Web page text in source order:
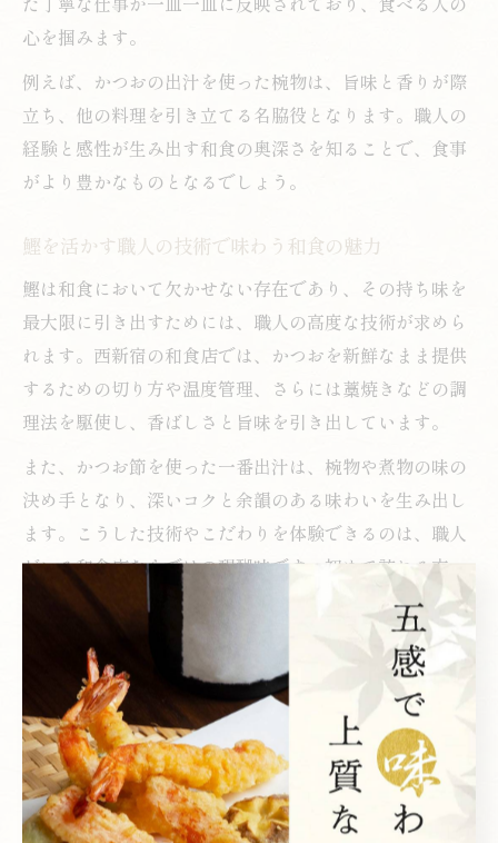
心を掴みます。
例えば、かつおの出汁を使った椀物は、旨味と香りが際
立ち、他の料理を引き立てる名脇役となります。職人の
経験と感性が生み出す和食の奥深さを知ることで、食事
がより豊かなものとなるでしょう。
鰹を活かす職人の技術で味わう和食の魅力
鰹は和食において欠かせない存在であり、その持ち味を
最大限に引き出すためには、職人の高度な技術が求めら
れます。西新宿の和食店では、かつおを新鮮なまま提供
するための切り方や温度管理、さらには藁焼きなどの調
理法を駆使し、香ばしさと旨味を引き出しています。
また、かつお節を使った一番出汁は、椀物や煮物の味の
決め手となり、深いコクと余韻のある味わいを生み出し
ます。こうした技術やこだわりを体験できるのは、職人
がいる和食店ならではの醍醐味です。初めて訪れる方
も、和食の奥深さと鰹の魅力にきっと感動することでし
都会の夜景に溶け込む鰹の美味し
さ
夜景とともに堪能する和食と鰹の至福の時間